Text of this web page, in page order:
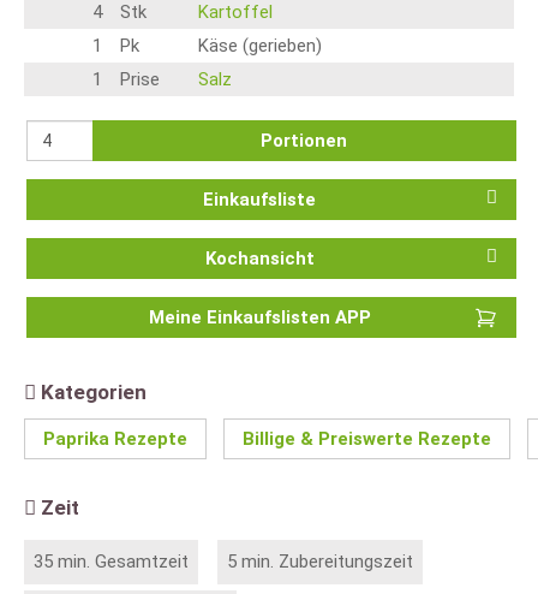
4
Stk
Kartoffel
1
Pk
Käse (gerieben)
1
Prise Salz
Portionen
Einkaufsliste
Kochansicht
Meine Einkaufslisten APP
Kategorien
Paprika Rezepte Billige & Preiswerte Rezepte
Zeit
35 min. Gesamtzeit 5 min. Zubereitungszeit